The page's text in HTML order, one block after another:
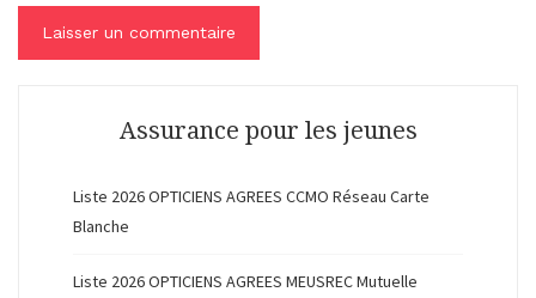
Assurance pour les jeunes
Liste 2026 OPTICIENS AGREES CCMO Réseau Carte
Blanche
Liste 2026 OPTICIENS AGREES MEUSREC Mutuelle